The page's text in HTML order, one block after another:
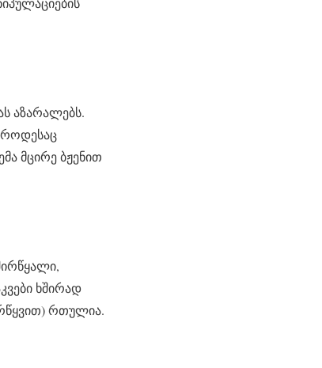
აზარალებს.
როდესაც
მცირე ბჟენით
ხშირად
რთულია.